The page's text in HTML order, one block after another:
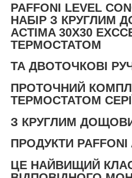
PAFFONI LEVEL
НАБІР З КРУГЛИМ
ACTIMA 30X30
ТЕРМОСТАТОМ
ТА ДВОТОЧКОВІ
ПРОТОЧНИЙ
ТЕРМОСТАТОМ
З КРУГЛИМ
ПРОДУКТИ PAFFONI
ЦЕ НАЙВИЩИЙ